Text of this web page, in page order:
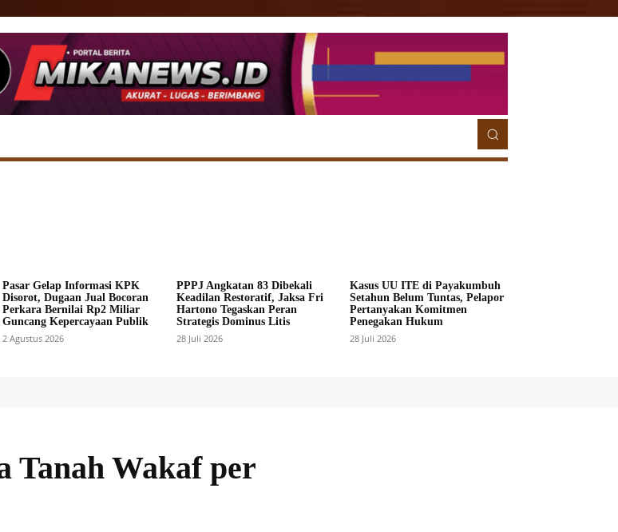
Pasar Gelap Informasi KPK
Disorot, Dugaan Jual Bocoran
Perkara Bernilai Rp2 Miliar
Guncang Kepercayaan Publik
2 Agustus 2026
PPPJ Angkatan 83 Dibekali
Keadilan Restoratif, Jaksa Fri
Hartono Tegaskan Peran
Strategis Dominus Litis
28 Juli 2026
Kasus UU ITE di Payakumbuh
Setahun Belum Tuntas, Pelapor
Pertanyakan Komitmen
Penegakan Hukum
28 Juli 2026
Tanah Wakaf per